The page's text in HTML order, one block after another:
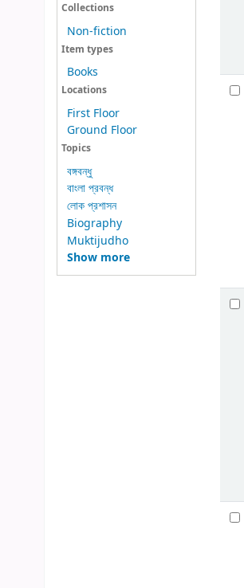
Collections
Non-fiction
Item types
Books
Locations
First Floor
Ground Floor
Topics
বঙ্গবন্ধু
বাংলা প্রবন্ধ
লোক প্রশাসন
Biography
Muktijudho
Show more